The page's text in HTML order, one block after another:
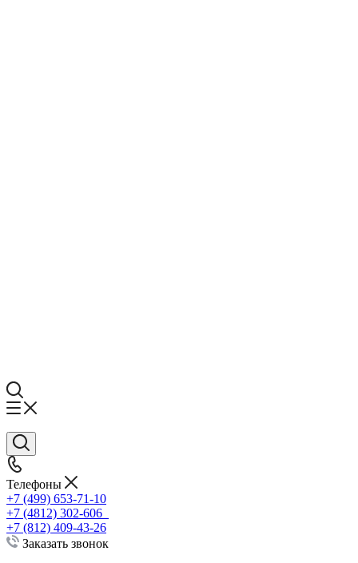
Телефоны
+7 (499) 653-71-10
+7 (4812) 302-606
+7 (812) 409-43-26
Заказать звонок